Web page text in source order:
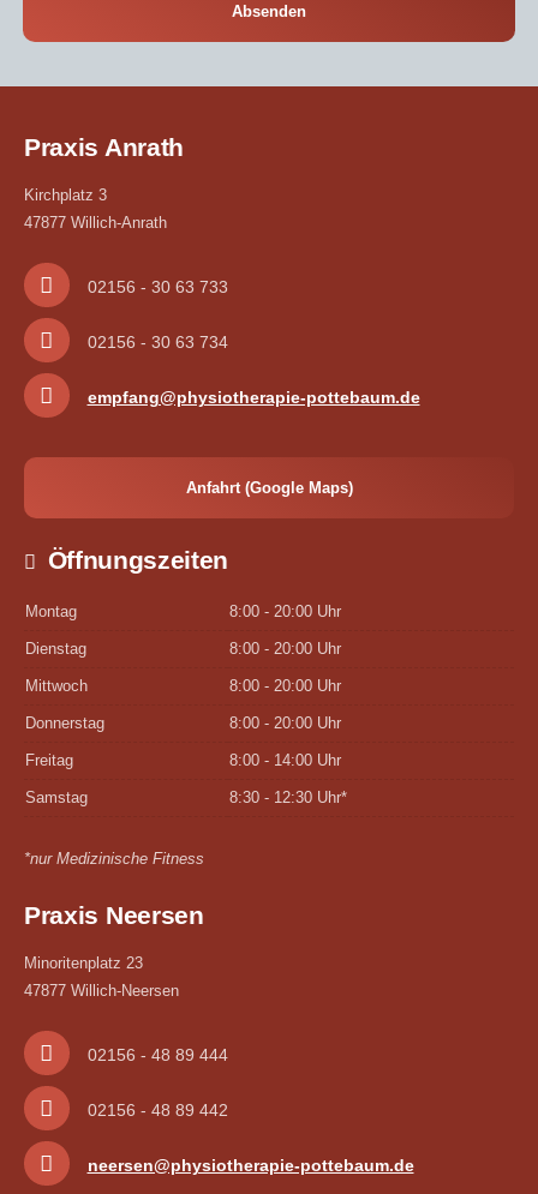
Absenden
Praxis Anrath
Kirchplatz 3
47877 Willich-Anrath
02156 - 30 63 733
02156 - 30 63 734
empfang@physiotherapie-pottebaum.de
Anfahrt (Google Maps)
Öffnungszeiten
Montag 8:00 - 20:00 Uhr
Dienstag 8:00 - 20:00 Uhr
Mittwoch 8:00 - 20:00 Uhr
Donnerstag 8:00 - 20:00 Uhr
Freitag 8:00 - 14:00 Uhr
Samstag 8:30 - 12:30 Uhr*
*nur Medizinische Fitness
Praxis Neersen
Minoritenplatz 23
47877 Willich-Neersen
02156 - 48 89 444
02156 - 48 89 442
neersen@physiotherapie-pottebaum.de